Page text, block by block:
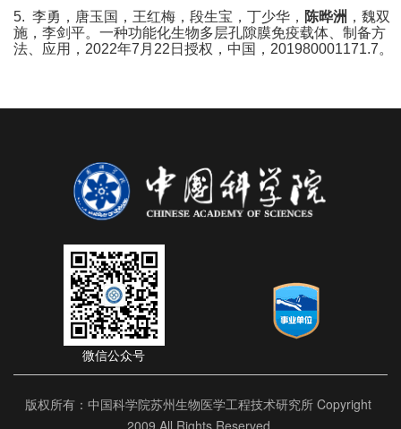
5. 李勇，唐玉国，王红梅，段生宝，丁少华， 陈晔洲 ，魏双
施，李剑平。一种功能化生物多层孔隙膜免疫载体、制备方
法、应用， 2022年7月22日授权，中国，201980001171.7。
微信公众号
版权所有：中国科学院苏州生物医学工程技术研究所 Copyright
2009 All Rights Reserved